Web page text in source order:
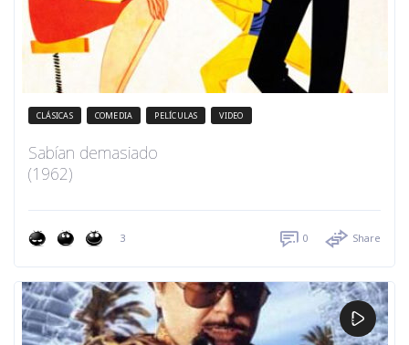
CLÁSICAS COMEDIA PELÍCULAS VIDEO
Sabían demasiado
(1962)
3 0 Share